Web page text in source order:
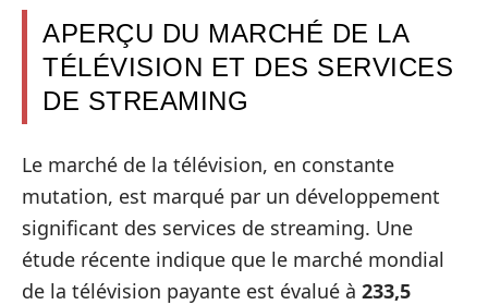
APERÇU DU MARCHÉ DE LA
TÉLÉVISION ET DES SERVICES
DE STREAMING
Le marché de la télévision, en constante
mutation, est marqué par un développement
significant des services de streaming. Une
étude récente indique que le marché mondial
de la télévision payante est évalué à 233,5